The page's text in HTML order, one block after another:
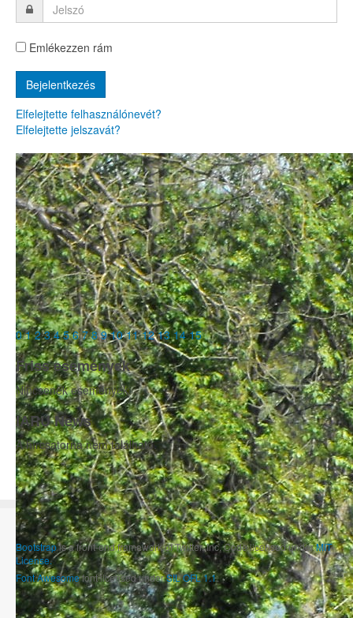
Emlékezzen rám
Elfelejtette felhasználónevét?
Elfelejtette jelszavát?
0123456789101112131415
Friss események
Nincsenek események
IARU News
A hírcsatorna nem található.
Bootstrapis a front-end framework of Twitter, Inc. Code licensed underMIT
License.
Font Awesomefont licensed underSIL OFL 1.1.